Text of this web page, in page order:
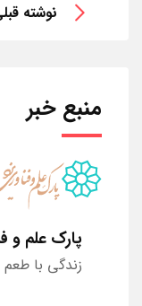
نوشته
منبع خبر
پارک علم و
زندگی با طعم